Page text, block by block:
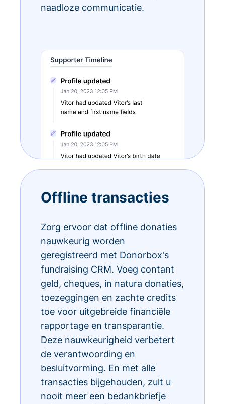
naadloze communicatie.
Offline transacties
Zorg ervoor dat offline donaties
nauwkeurig worden
geregistreerd met Donorbox's
fundraising CRM. Voeg contant
geld, cheques, in natura donaties,
toezeggingen en zachte credits
toe voor uitgebreide financiële
rapportage en transparantie.
Deze nauwkeurigheid verbetert
de verantwoording en
besluitvorming. En met alle
transacties bijgehouden, zult u
nooit meer een bedankbriefje